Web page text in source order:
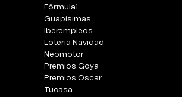
Fórmula1
Guapisimas
Iberempleos
Loteria Navidad
Neomotor
Premios Goya
Premios Oscar
Tucasa